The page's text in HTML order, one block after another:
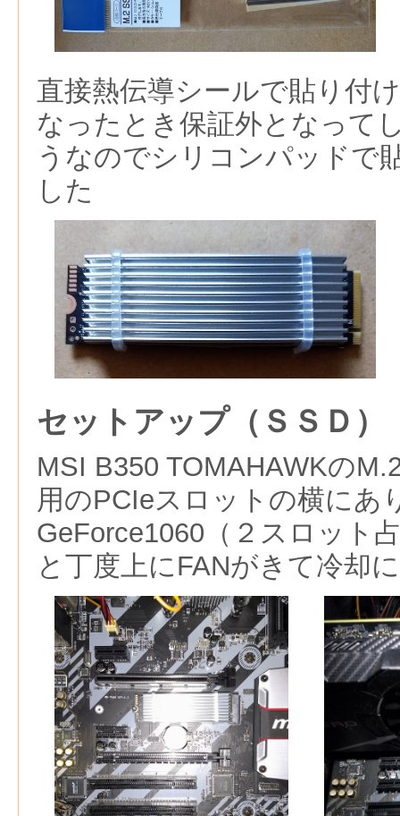
直接熱伝導シールで貼り付
なったとき保証外となって
うなのでシリコンパッドで
した
セットアップ（ＳＳＤ）
MSI B350 TOMAHAWKの
用のPCIeスロットの横にあ
GeForce1060（２スロット
と丁度上にFANがきて冷却